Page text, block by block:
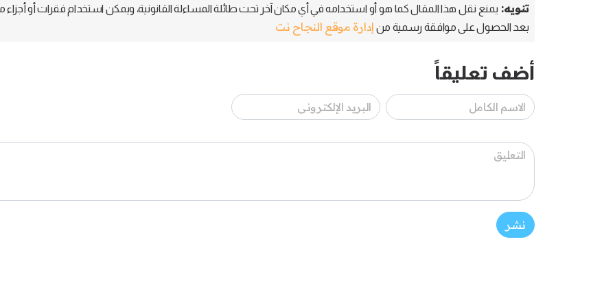
تنويه: يمنع نقل هذا المقال كما هو أو استخدامه في أي مكان آخر تحت طائلة المساءلة القانونية، ويمكن استخدام فقرات أو أجزاء
بعد الحصول على موافقة رسمية من إدارة موقع النجاح نت
أضف تعليقاً
نشر